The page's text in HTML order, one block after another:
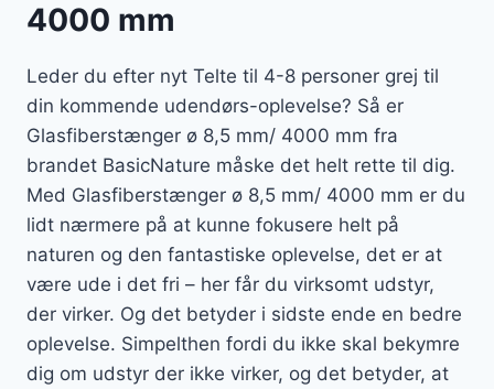
4000 mm
Leder du efter nyt Telte til 4-8 personer grej til
din kommende udendørs-oplevelse? Så er
Glasfiberstænger ø 8,5 mm/ 4000 mm fra
brandet BasicNature måske det helt rette til dig.
Med Glasfiberstænger ø 8,5 mm/ 4000 mm er du
lidt nærmere på at kunne fokusere helt på
naturen og den fantastiske oplevelse, det er at
være ude i det fri – her får du virksomt udstyr,
der virker. Og det betyder i sidste ende en bedre
oplevelse. Simpelthen fordi du ikke skal bekymre
dig om udstyr der ikke virker, og det betyder, at